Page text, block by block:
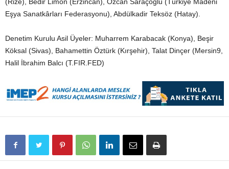
Eşya Sanatkârları Federasyonu), Abdülkadir Teksöz (Hatay).
Denetim Kurulu Asil Üyeler: Muharrem Karabacak (Konya), Beşir
Köksal (Sivas), Bahamettin Öztürk (Kırşehir), Talat Dinçer (Mersin9,
Halil İbrahim Balcı (T.FIR.FED)